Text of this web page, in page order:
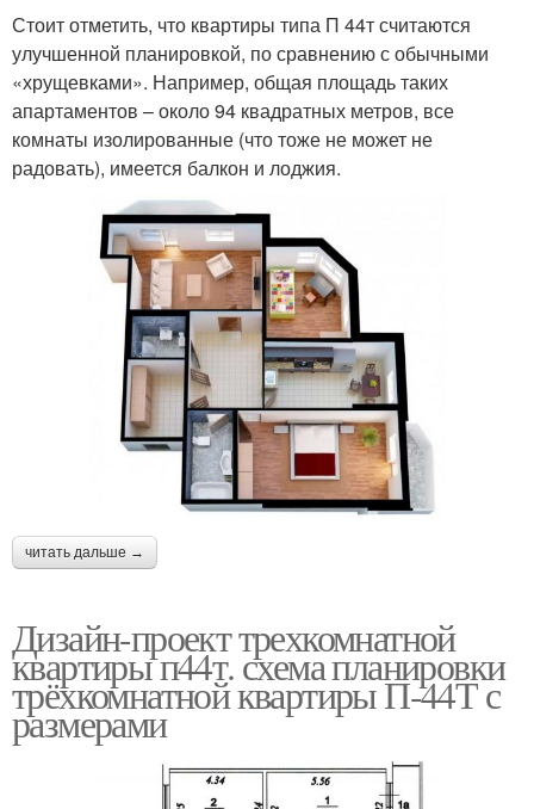
Стоит отметить, что квартиры типа П 44т считаются
улучшенной планировкой, по сравнению с обычными
«хрущевками». Например, общая площадь таких
апартаментов – около 94 квадратных метров, все
комнаты изолированные (что тоже не может не
радовать), имеется балкон и лоджия.
читать дальше →
Дизайн-проект трехкомнатной
квартиры п44т. схема планировки
трёхкомнатной квартиры П-44Т с
размерами